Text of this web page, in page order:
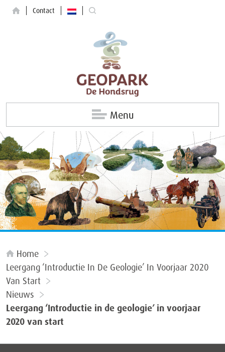
Contact
Menu
Home
Leergang ‘Introductie In De Geologie’ In Voorjaar 2020
Van Start
Nieuws
Leergang ‘Introductie in de geologie’ in voorjaar
2020 van start